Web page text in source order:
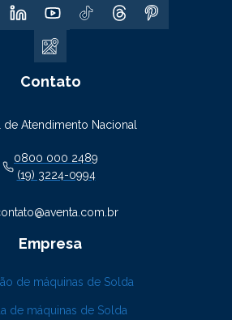
Contato
de Atendimento Nacional
0800 000 2489
(19) 3224-0994
Empresa
de máquinas de Solda
de máquinas de Solda